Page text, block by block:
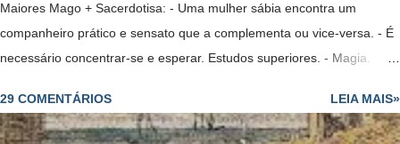
Maiores Mago + Sacerdotisa: - Uma mulher sábia encontra um
companheiro prático e sensato que a complementa ou vice-versa. - É
necessário concentrar-se e esperar. Estudos superiores. - Magia.
problemas que pareciam estagnados agora está começando a ser
solucionados, embora lentamente. Mago + Sacerdotisa Invertida: -
29 COMENTÁRIOS LEIA MAIS»